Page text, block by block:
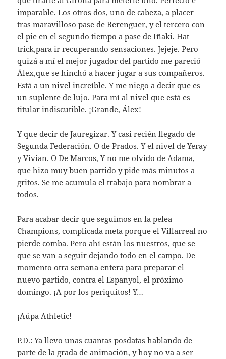
imparable. Los otros dos, uno de cabeza, a placer
tras maravilloso pase de Berenguer, y el tercero con
el pie en el segundo tiempo a pase de Iñaki. Hat
trick,para ir recuperando sensaciones. Jejeje. Pero
quizá a mí el mejor jugador del partido me pareció
Álex,que se hinchó a hacer jugar a sus compañeros.
Está a un nivel increíble. Y me niego a decir que es
un suplente de lujo. Para mí al nivel que está es
titular indiscutible. ¡Grande, Álex!
Y que decir de Jauregizar. Y casi recién llegado de
Segunda Federación. O de Prados. Y el nivel de Yeray
y Vivian. O De Marcos, Y no me olvido de Adama,
que hizo muy buen partido y pide más minutos a
gritos. Se me acumula el trabajo para nombrar a
todos.
Para acabar decir que seguimos en la pelea
Champions, complicada meta porque el Villarreal no
pierde comba. Pero ahí están los nuestros, que se
que se van a seguir dejando todo en el campo. De
momento otra semana entera para preparar el
nuevo partido, contra el Espanyol, el próximo
domingo. ¡A por los periquitos! Y…
¡Aúpa Athletic!
P.D.: Ya llevo unas cuantas posdatas hablando de
parte de la grada de animación, y hoy no va a ser